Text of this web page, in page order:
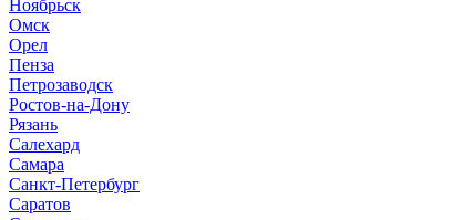
Ноябрьск
Омск
Орел
Пенза
Петрозаводск
Ростов-на-Дону
Рязань
Салехард
Самара
Санкт-Петербург
Саратов